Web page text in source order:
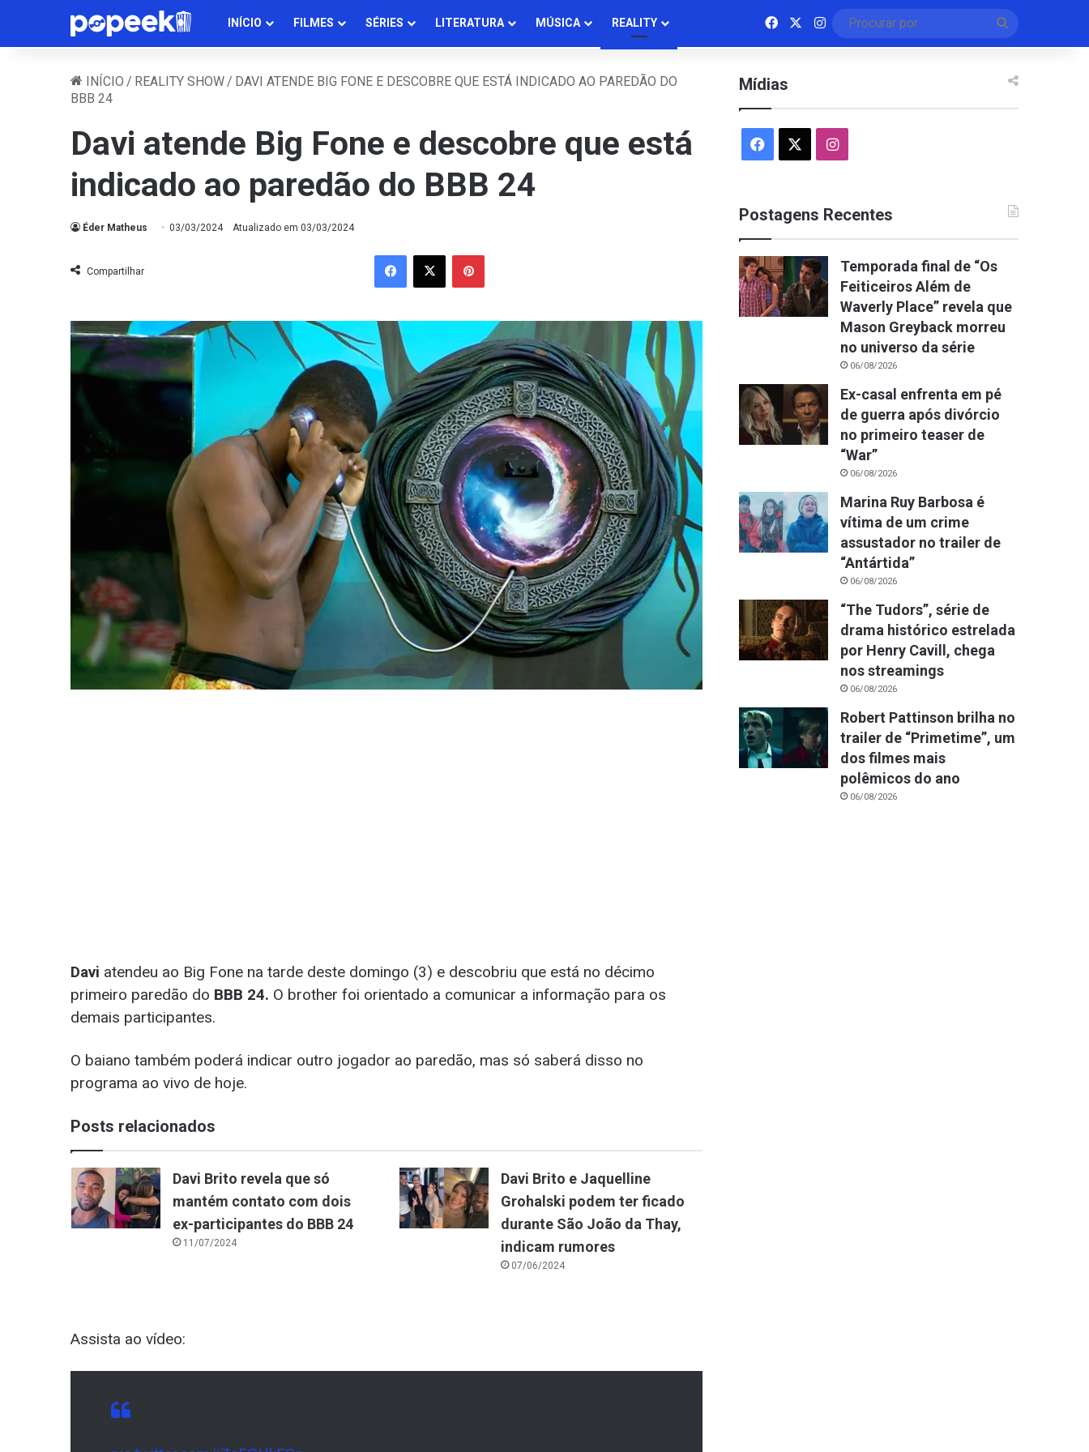
INÍCIO FILMES SÉRIES LITERATURA MÚSICA REALITY FacebookInstagram
por
INÍCIO / REALITY SHOW/ DAVI ATENDE BIG FONE E DESCOBRE QUE ESTÁ INDICADO AO PAREDÃO DO
BBB 24
Davi atende Big Fone e descobre que está
indicado ao paredão do BBB 24
Éder Matheus 03/03/2024 Atualizado em 03/03/2024
Compartilhar
Facebook
X Pinterest
Davi atendeu ao Big Fone na tarde deste domingo (3) e descobriu que está no décimo
primeiro paredão do BBB 24. O brother foi orientado a comunicar a informação para os
demais participantes.
O baiano também poderá indicar outro jogador ao paredão, mas só saberá disso no
programa ao vivo de hoje.
Posts relacionados
Davi Brito revela que só
mantém contato com dois
ex-participantes do BBB 24
11/07/2024
Davi Brito e Jaquelline
Grohalski podem ter ficado
durante São João da Thay,
indicam rumores
07/06/2024
Assista ao vídeo:
Mídias
Facebook Instagram
Postagens Recentes
Temporada final de “Os
Feiticeiros Além de
Waverly Place” revela que
Mason Greyback morreu
no universo da série
06/08/2026
Ex-casal enfrenta em pé
de guerra após divórcio
no primeiro teaser de
“War”
06/08/2026
Marina Ruy Barbosa é
vítima de um crime
assustador no trailer de
“Antártida”
06/08/2026
“The Tudors”, série de
drama histórico estrelada
por Henry Cavill, chega
nos streamings
06/08/2026
Robert Pattinson brilha no
trailer de “Primetime”, um
dos filmes mais
polêmicos do ano
06/08/2026